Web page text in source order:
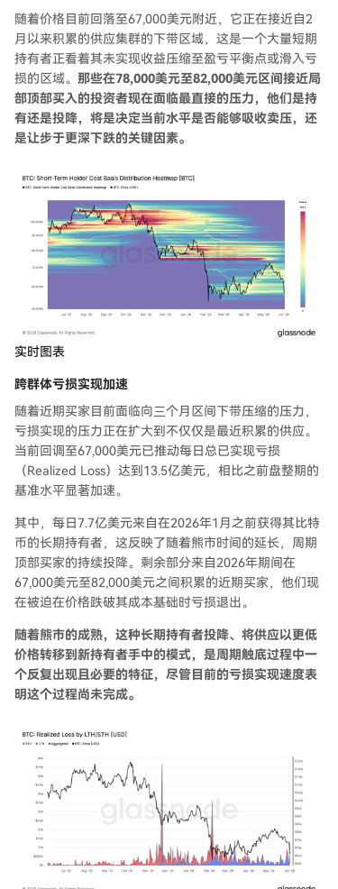
随着价格目前回落至67,000美元附近，它正在接近自2
月以来积累的供应集群的下带区域，这是一个大量短期
持有者正看着其未实现收益压缩至盈亏平衡点或滑入亏
损的区域。 那些在78,000美元至82,000美元区间接近局
部顶部买入的投资者现在面临最直接的压力，他们是持
有还是投降，将是决定当前水平是否能够吸收卖压，还
是让步于更深下跌的关键因素。
实时图表
跨群体亏损实现加速
随着近期买家目前面临向三个月区间下带压缩的压力，
亏损实现的压力正在扩大到不仅仅是最近积累的供应。
当前回调至67,000美元已推动每日总已实现亏损
（Realized Loss）达到13.5亿美元，相比之前盘整期的
基准水平显著加速。
其中，每日7.7亿美元来自在2026年1月之前获得其比特
币的长期持有者，这反映了随着熊市时间的延长，周期
顶部买家的持续投降。剩余部分来自2026年期间在
67,000美元至82,000美元之间积累的近期买家，他们现
在被迫在价格跌破其成本基础时亏损退出。
随着熊市的成熟，这种长期持有者投降、将供应以更低
价格转移到新持有者手中的模式，是周期触底过程中一
个反复出现且必要的特征，尽管目前的亏损实现速度表
明这个过程尚未完成。